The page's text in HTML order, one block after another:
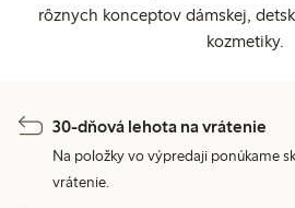
rôznych konceptov dámskej,
kozmetiky.
30-dňová lehota na vrátenie
Na položky vo výpredaji ponúkame
vrátenie.